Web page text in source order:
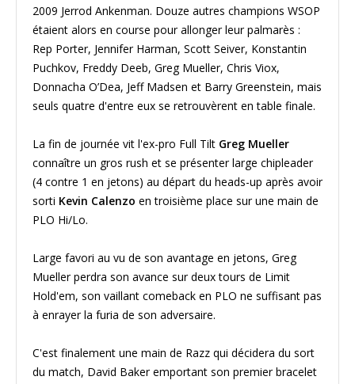
2009 Jerrod Ankenman. Douze autres champions WSOP
étaient alors en course pour allonger leur palmarès :
Rep Porter, Jennifer Harman, Scott Seiver, Konstantin
Puchkov, Freddy Deeb, Greg Mueller, Chris Viox,
Donnacha O’Dea, Jeff Madsen et Barry Greenstein, mais
seuls quatre d'entre eux se retrouvèrent en table finale.
La fin de journée vit l'ex-pro Full Tilt Greg Mueller
connaître un gros rush et se présenter large chipleader
(4 contre 1 en jetons) au départ du heads-up après avoir
sorti Kevin Calenzo en troisième place sur une main de
PLO Hi/Lo.
Large favori au vu de son avantage en jetons, Greg
Mueller perdra son avance sur deux tours de Limit
Hold'em, son vaillant comeback en PLO ne suffisant pas
à enrayer la furia de son adversaire.
C'est finalement une main de Razz qui décidera du sort
du match, David Baker emportant son premier bracelet